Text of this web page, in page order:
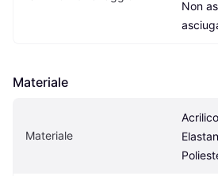
Non
Materiale
Materiale